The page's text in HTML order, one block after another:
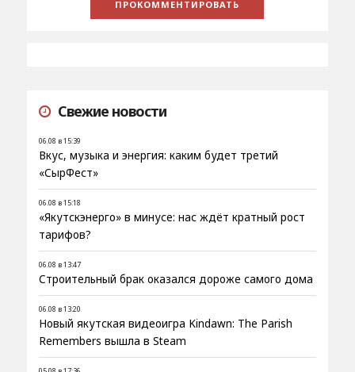
Свежие новости
06.08 в 15:39
Вкус, музыка и энергия: каким будет третий
«СырФест»
06.08 в 15:18
«Якутскэнерго» в минусе: нас ждёт кратный рост
тарифов?
06.08 в 13:47
Строительный брак оказался дороже самого дома
06.08 в 13:20
Новый якутская видеоигра Kindawn: The Parish
Remembers вышла в Steam